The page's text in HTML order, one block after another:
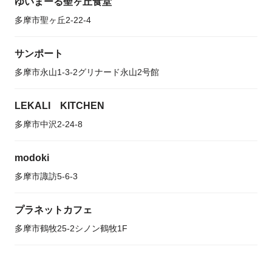
多摩市聖ヶ丘2-22-4
サンポート
多摩市永山1-3-2グリナード永山2号館
LEKALI KITCHEN
多摩市中沢2-24-8
modoki
多摩市諏訪5-6-3
プラネットカフェ
多摩市鶴牧25-2シノン鶴牧1F